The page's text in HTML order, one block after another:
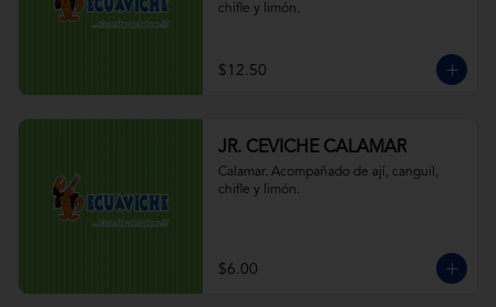
chifle y limón.
$12.50
JR. CEVICHE CALAMAR
Calamar. Acompañado de ají, canguil,
chifle y limón.
$6.00